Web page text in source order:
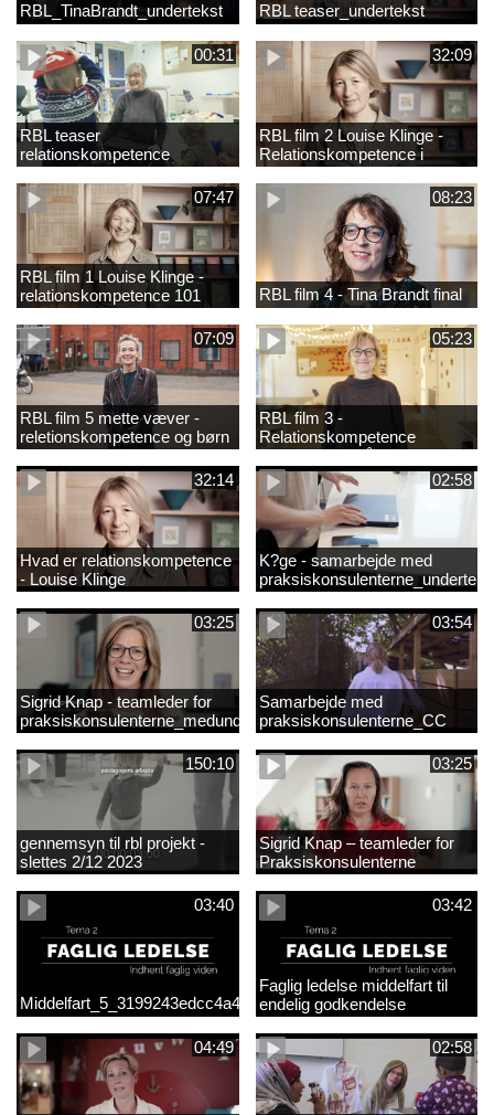
RBL_TinaBrandt_undertekst RBL teaser_undertekst
00:31
RBL teaser
relationskompetence
32:09
RBL film 2 Louise Klinge -
Relationskompetence i
praksis
07:47
RBL film 1 Louise Klinge -
relationskompetence 101
08:23
RBL film 4 - Tina Brandt final
07:09
RBL film 5 mette væver -
reletionskompetence og børn
i udsatte positioner
05:23
RBL film 3 -
Relationskompetence
Pædagogens råd
32:14
Hvad er relationskompetence
- Louise Klinge
02:58
K?ge - samarbejde med
03:25
Sigrid Knap - teamleder for
praksiskonsulenterne_medundertekst
03:54
Samarbejde med
praksiskonsulenterne_CC
150:10
gennemsyn til rbl projekt -
slettes 2/12 2023
03:25
Sigrid Knap – teamleder for
Praksiskonsulenterne
03:40
Middelfart_5_3199243edcc4a41acb865705c927d015.mp4
03:42
Faglig ledelse middelfart til
endelig godkendelse
04:49 02:58